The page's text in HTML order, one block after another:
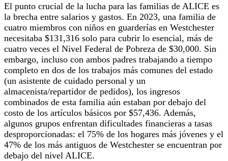
El punto crucial de la lucha para las familias de ALICE es
la brecha entre salarios y gastos. En 2023, una familia de
cuatro miembros con niños en guarderías en Westchester
necesitaba $131,316 solo para cubrir lo esencial, más de
cuatro veces el Nivel Federal de Pobreza de $30,000. Sin
embargo, incluso con ambos padres trabajando a tiempo
completo en dos de los trabajos más comunes del estado
(un asistente de cuidado personal y un
almacenista/repartidor de pedidos), los ingresos
combinados de esta familia aún estaban por debajo del
costo de los artículos básicos por $57,436. Además,
algunos grupos enfrentan dificultades financieras a tasas
desproporcionadas: el 75% de los hogares más jóvenes y el
47% de los más antiguos de Westchester se encuentran por
debajo del nivel ALICE.